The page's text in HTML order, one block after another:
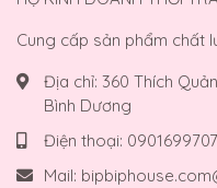
Cung cấp sản phẩm chất
Địa chỉ: 360 Thích
Bình Dương
Điện thoại: 0901699707
Mail: